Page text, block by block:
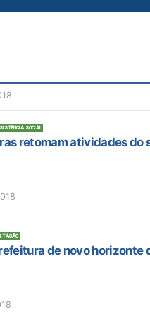
SOCIAL
retomam atividades do
de novo horizonte